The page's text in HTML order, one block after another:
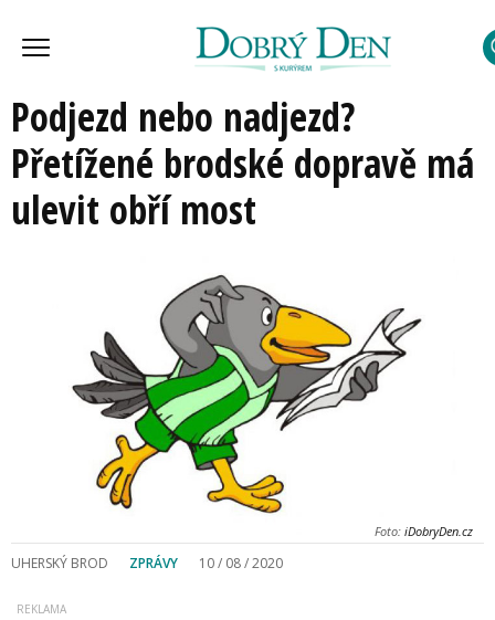
Podjezd nebo nadjezd?
Přetížené brodské dopravě má
ulevit obří most
Foto: iDobryDen.cz
UHERSKÝ BROD ZPRÁVY 10 / 08 / 2020